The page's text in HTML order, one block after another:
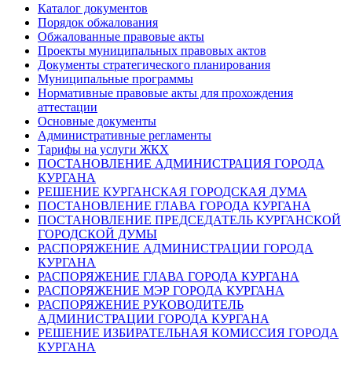
Каталог документов
Порядок обжалования
Обжалованные правовые акты
Проекты муниципальных правовых актов
Документы стратегического планирования
Муниципальные программы
Нормативные правовые акты для прохождения
аттестации
Основные документы
Административные регламенты
Тарифы на услуги ЖКХ
ПОСТАНОВЛЕНИЕ АДМИНИСТРАЦИЯ ГОРОДА
КУРГАНА
РЕШЕНИЕ КУРГАНСКАЯ ГОРОДСКАЯ ДУМА
ПОСТАНОВЛЕНИЕ ГЛАВА ГОРОДА КУРГАНА
ПОСТАНОВЛЕНИЕ ПРЕДСЕДАТЕЛЬ КУРГАНСКОЙ
ГОРОДСКОЙ ДУМЫ
РАСПОРЯЖЕНИЕ АДМИНИСТРАЦИИ ГОРОДА
КУРГАНА
РАСПОРЯЖЕНИЕ ГЛАВА ГОРОДА КУРГАНА
РАСПОРЯЖЕНИЕ МЭР ГОРОДА КУРГАНА
РАСПОРЯЖЕНИЕ РУКОВОДИТЕЛЬ
АДМИНИСТРАЦИИ ГОРОДА КУРГАНА
РЕШЕНИЕ ИЗБИРАТЕЛЬНАЯ КОМИССИЯ ГОРОДА
КУРГАНА